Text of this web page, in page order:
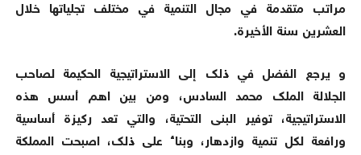
مراتب متقدمة في مجال التنمية في مختلف تجلياتها خلال
العشرين سنة الأخيرة.
و يرجع الفضل في ذلك إلى الاستراتيجية الحكيمة لصاحب
الجلالة الملك محمد السادس، ومن بين اهم أسس هذه
الاستراتيجية، توفير البنى التحتية، والتي تعد ركيزة أساسية
ورافعة لكل تنمية وازدهار، وبناء على ذلك، اصبحت المملكة